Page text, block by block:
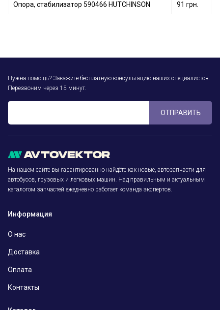
Опора, стабилизатор 590466 HUTCHINSON 91 грн.
Нужна помощь? Закажите бесплатную консультацию наших специалистов.
Перезвоним через 15 минут.
ОТПРАВИТЬ
На нашем сайте вы гарантированно найдёте как новые, автозапчасти для
автобусов, грузовых и легковых машин. Над правильным и актуальным
каталогом запчастей ежедневно работает команда экспертов.
Информация
О нас
Доставка
Оплата
Контакты